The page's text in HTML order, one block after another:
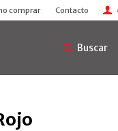
comprar Contacto